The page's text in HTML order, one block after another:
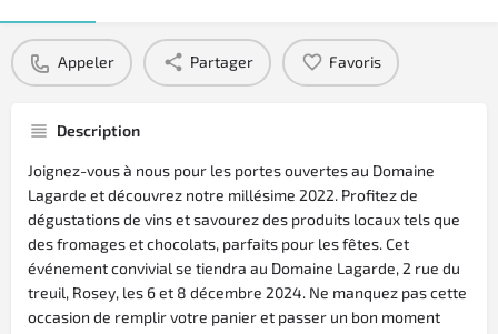
Appeler Partager Favoris
Description
Joignez-vous à nous pour les portes ouvertes au Domaine
Lagarde et découvrez notre millésime 2022. Profitez de
dégustations de vins et savourez des produits locaux tels que
des fromages et chocolats, parfaits pour les fêtes. Cet
événement convivial se tiendra au Domaine Lagarde, 2 rue du
treuil, Rosey, les 6 et 8 décembre 2024. Ne manquez pas cette
occasion de remplir votre panier et passer un bon moment